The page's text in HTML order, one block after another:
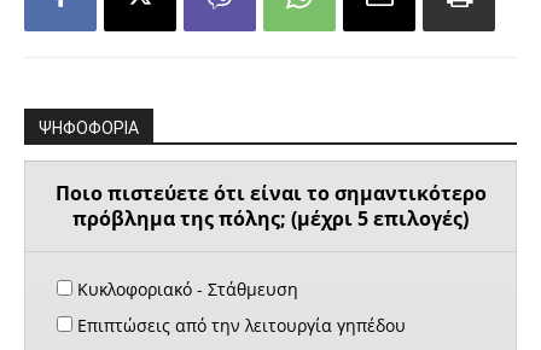
ΨΗΦΟΦΟΡΙΑ
Ποιο πιστεύετε ότι είναι το σημαντικότερο
πρόβλημα της πόλης; (μέχρι 5 επιλογές)
Κυκλοφοριακό - Στάθμευση
Επιπτώσεις από την λειτουργία γηπέδου